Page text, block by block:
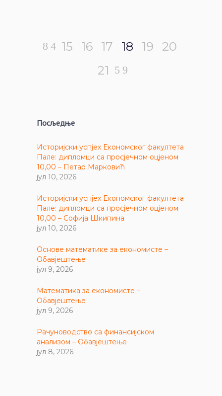
15 16 17 18 19
20
21
Посљедње
Историјски успјех Економског факултета
Пале: дипломци са просјечном оцјеном
10,00 – Петар Марковић
јул 10, 2026
Историјски успјех Економског факултета
Пале: дипломци са просјечном оцјеном
10,00 – Софија Шкипина
јул 10, 2026
Основе математике за економисте –
Обавјештење
јул 9, 2026
Математика за економисте –
Обавјештење
јул 9, 2026
Рачуноводство са финансијском
анализом – Обавјештење
јул 8, 2026